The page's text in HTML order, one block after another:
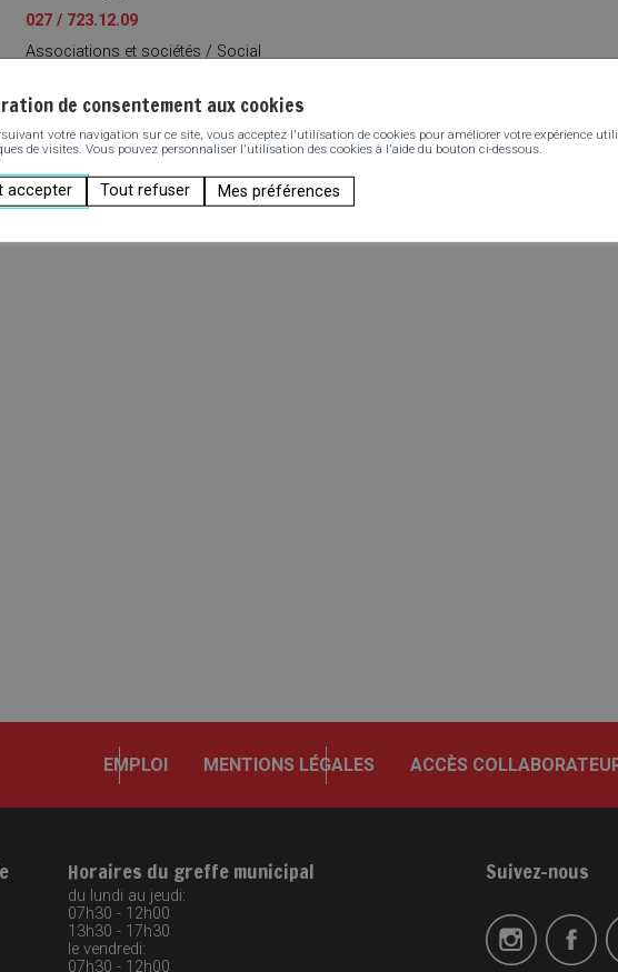
027 / 723.12.09
Associations et sociétés / Social
Horaires du greffe municipal
du lundi au jeudi:
07h30 - 12h00
13h30 - 17h30
le vendredi:
07h30 - 12h00
EMPLOI MENTIONS LÉGALES ACCÈS
Suivez-nous
de consentement aux cookies
votre navigation sur ce site, vous acceptez l'utilisation de cookies pour améliorer votre expérience
de visites. Vous pouvez personnaliser l'utilisation des cookies à l'aide du bouton ci-dessous.
accepter Tout refuser Mes préférences